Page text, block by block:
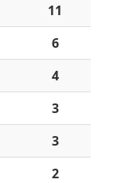
11
6
4
3
3
2